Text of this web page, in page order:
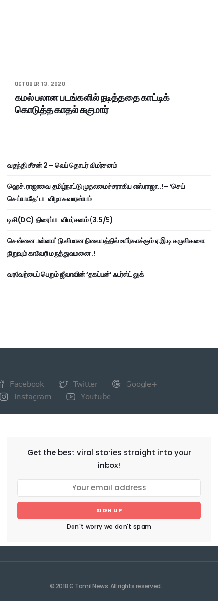
OCTOBER 13, 2020
கமல் பலான படங்களில் நடித்ததை காட்டிக்
கொடுத்த காதல் சுகுமார்
வதந்தி சீசன் 2 – வெப் தொடர் விமர்சனம்
ஹெச். ராஜாவை தமிழ்நாட்டு முதலமைச்சராகிய எஸ்.ராஜா..! – ‘செய்
செய்யாதே’ பட விழா சுவாரஸ்யம்
டிசி (DC) திரைப்பட விமர்சனம் (3.5/5)
சென்னை பன்னாட்டு விமான நிலையத்தில் உயிர்காக்கும் ஏ.இ.டி கருவிகளை
நிறுவும் காவேரி மருத்துவமனை..!
வரவேற்பைப் பெறும் ஜீவாவின் ‘தகப்பன்’ ஃபர்ஸ்ட் லுக்!
Facebook Twitter
Google+
Instagram
Youtube
Get the best viral stories straight into your
inbox!
SIGN UP
Don't worry we don't spam
© 2018 G Tamil News. All rights reserved.